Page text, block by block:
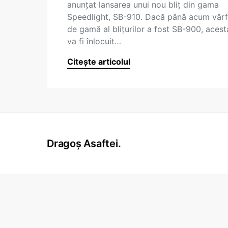
anunțat lansarea unui nou bliț din gama
Speedlight, SB-910. Dacă până acum
de gamă al blițurilor a fost SB-900,
va fi înlocuit…
Citește articolul
Dragoș Asaftei.